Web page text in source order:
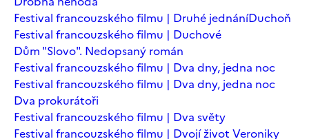
Festival francouzského filmu | Druhé jednáníDuchoň
Festival francouzského filmu | Duchové
Dům "Slovo". Nedopsaný román
Festival francouzského filmu | Dva dny, jedna noc
Festival francouzského filmu | Dva dny, jedna noc
Dva prokurátoři
Festival francouzského filmu | Dva světy
Festival francouzského filmu | Dvojí život Veroniky